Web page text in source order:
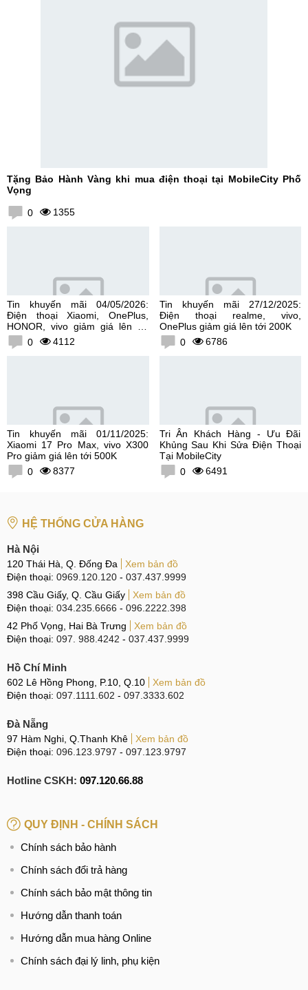
Tặng Bảo Hành Vàng khi mua điện thoại tại MobileCity Phố
Vọng
0 1355
Tin khuyến mãi 04/05/2026:
Điện thoại Xiaomi, OnePlus,
HONOR, vivo giảm giá lên tới
300K0 4112
Tin khuyến mãi 27/12/2025:
Điện thoại realme, vivo,
OnePlus giảm giá lên tới 200K
0
6786
Tin khuyến mãi 01/11/2025:
Xiaomi 17 Pro Max, vivo X300
Pro giảm giá lên tới 500K
0
8377
Tri Ân Khách Hàng - Ưu Đãi
Khủng Sau Khi Sửa Điện Thoại
Tại MobileCity
0
6491
HỆ THỐNG CỬA HÀNG
Hà Nội
120 Thái Hà, Q. Đống Đa
Xem bản đồ
Điện thoại: 0969.120.120 - 037.437.9999
398 Cầu Giấy, Q. Cầu Giấy
Xem bản đồ
Điện thoại: 034.235.6666 - 096.2222.398
42 Phố Vọng, Hai Bà Trưng
Xem bản đồ
Điện thoại: 097. 988.4242 - 037.437.9999
Hồ Chí Minh
602 Lê Hồng Phong, P.10, Q.10
Xem bản đồ
Điện thoại: 097.1111.602 - 097.3333.602
Đà Nẵng
97 Hàm Nghi, Q.Thanh Khê
Xem bản đồ
Điện thoại: 096.123.9797 - 097.123.9797
Hotline CSKH: 097.120.66.88
QUY ĐỊNH - CHÍNH SÁCH
Chính sách bảo hành
Chính sách đổi trả hàng
Chính sách bảo mật thông tin
Hướng dẫn thanh toán
Hướng dẫn mua hàng Online
Chính sách đại lý linh, phụ kiện